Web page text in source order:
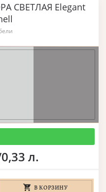
СВЕТЛАЯ Elegant
л.
В КОРЗИНУ